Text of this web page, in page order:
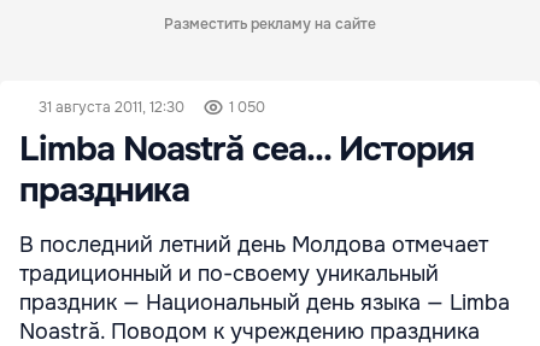
Разместить рекламу на сайте
31 августа 2011, 12:30 1 050
Limba Noastră cea... История
праздника
В последний летний день Молдова отмечает
традиционный и по-своему уникальный
праздник — Национальный день языка — Limba
Noastră. Поводом к учреждению праздника